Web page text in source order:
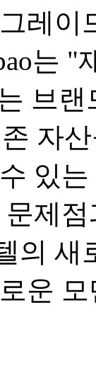
레이
는
브
자
있
제
의 새
운